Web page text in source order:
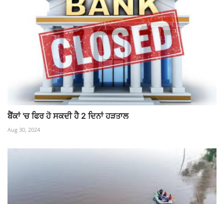
ਬੈਂਕਾਂ 'ਚ ਫਿਰ ਹੋ ਸਕਦੀ ਹੈ 2 ਦਿਨਾਂ ਹੜਤਾਲ
Aug 30, 2024